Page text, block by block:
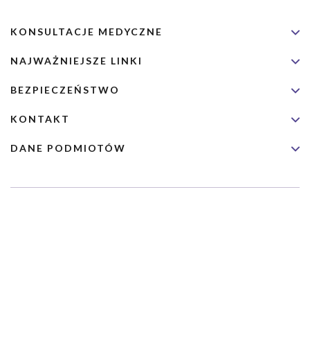
KONSULTACJE MEDYCZNE
NAJWAŻNIEJSZE LINKI
BEZPIECZEŃSTWO
KONTAKT
DANE PODMIOTÓW